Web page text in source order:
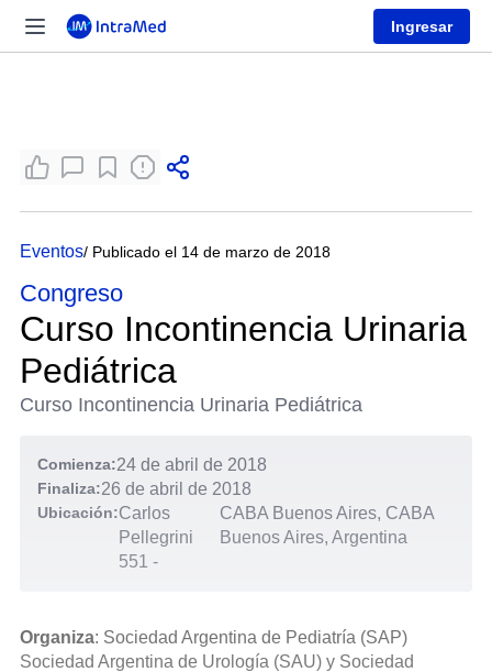
Ingresar
Eventos/ Publicado el 14 de marzo de 2018
Congreso
Curso Incontinencia Urinaria
Pediátrica
Curso Incontinencia Urinaria Pediátrica
Comienza:24 de abril de 2018
Finaliza:26 de abril de 2018
Ubicación:Carlos
Pellegrini
551 -
CABA Buenos Aires, CABA
Buenos Aires, Argentina
Organiza: Sociedad Argentina de Pediatría (SAP)
Sociedad Argentina de Urología (SAU) y Sociedad